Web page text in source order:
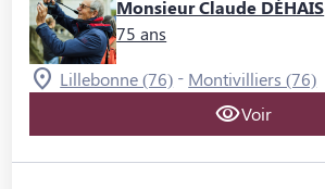
Monsieur Claude DÉHAIS
75 ans
Lillebonne (76) - Montivilliers (76)
Voir